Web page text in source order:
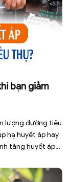
bạn giảm
lượng đường tiêu
hạ huyết áp hay
tăng huyết áp